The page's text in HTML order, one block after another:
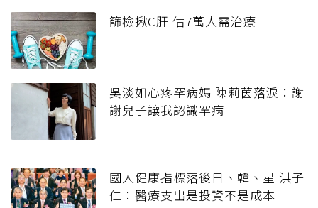
篩檢揪C肝 估7萬人需治療
吳淡如心疼罕病媽 陳莉茵落淚：謝
謝兒子讓我認識罕病
國人健康指標落後日、韓、星 洪子
仁：醫療支出是投資不是成本